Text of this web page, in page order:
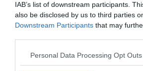
IAB’s list of downstream participants.
also be disclosed by us to third parties
Downstream Participants that may
Personal Data Processing Opt Outs
Hirdetés